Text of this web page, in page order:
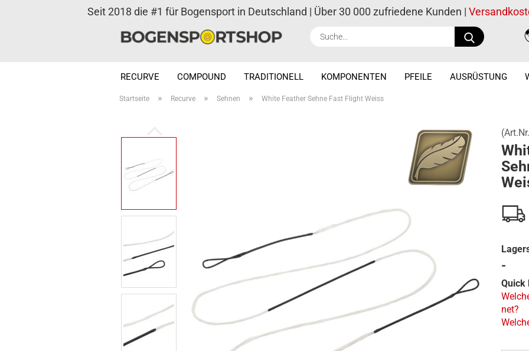
Suche...
Seit 2018 die #1 für Bogensport in Deutschland | Über 30 000 zufriedene Kunden |
RECURVE COMPOUND TRADITIONELL KOMPONENTEN PFEILE AUSRÜSTUNG
Startseite » Recurve » Sehnen » White Feather Sehne Fast Flight Weiss
-
Quick
net?